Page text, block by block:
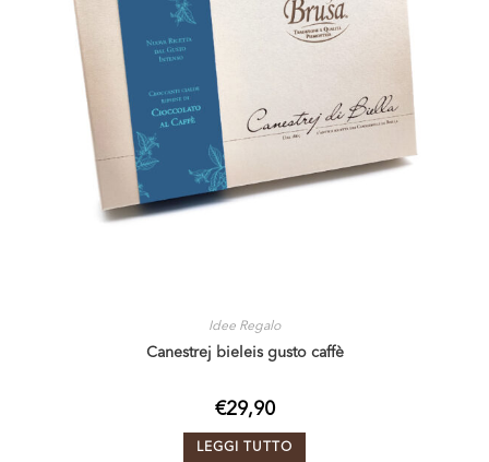
Idee Regalo
Canestrej bieleis gusto caffè
€29,90
LEGGI TUTTO